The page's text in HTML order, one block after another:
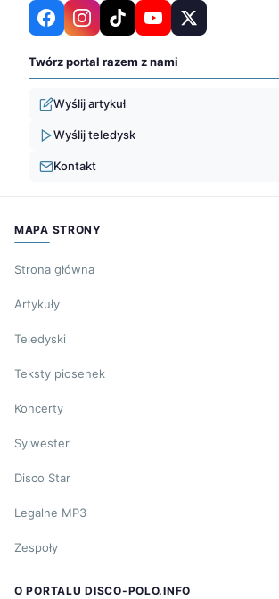
Twórz portal razem z nami
Wyślij artykuł
Wyślij teledysk
Kontakt
MAPA STRONY
Strona główna
Artykuły
Teledyski
Teksty piosenek
Koncerty
Sylwester
Disco Star
Legalne MP3
Zespoły
O PORTALU DISCO-POLO.INFO